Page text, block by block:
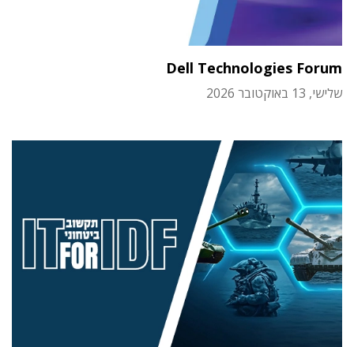
Dell Technologies Forum
שלישי, 13 באוקטובר 2026